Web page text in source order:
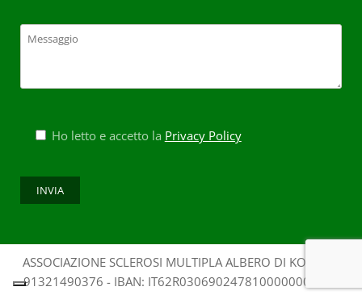
Ho letto e accetto la Privacy Policy
ASSOCIAZIONE SCLEROSI MULTIPLA ALBERO DI KOS - CF:
91321490376 - IBAN: IT62R0306902478100000009298